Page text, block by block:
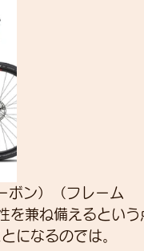
ボン）（フレーム
兼ね備えるという
になるのでは。